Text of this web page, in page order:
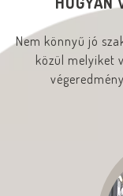
Nem könnyű jó
közül melyiket